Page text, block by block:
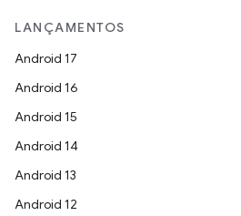
LANÇAMENTOS
Android 17
Android 16
Android 15
Android 14
Android 13
Android 12